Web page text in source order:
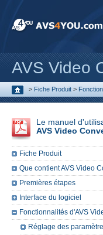
AVS Video
> Fiche Produit >
Le manuel
AVS Video
Fiche Produit
Que contient AVS Video
Premières étapes
Interface du logiciel
Fonctionnalités d'AVS
Réglage des